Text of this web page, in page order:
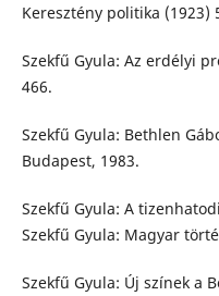
Keresztény politika (1923)
Szekfű Gyula: Az erdélyi
466.
Szekfű Gyula: Bethlen
Budapest, 1983.
Szekfű Gyula: A
Szekfű Gyula: Magyar
Szekfű Gyula: Új színek a